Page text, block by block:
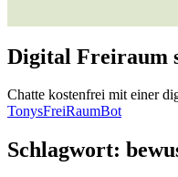
Digital Freiraum
Chatte kostenfrei mit einer
TonysFreiRaumBot
Schlagwort: